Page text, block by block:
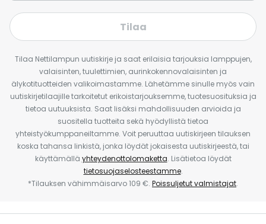
Tilaa
Tilaa Nettilampun uutiskirje ja saat erilaisia tarjouksia lamppujen,
valaisinten, tuulettimien, aurinkokennovalaisinten ja
älykotituotteiden valikoimastamme. Lähetämme sinulle myös vain
uutiskirjetilaajille tarkoitetut erikoistarjouksemme, tuotesuosituksia ja
tietoa uutuuksista. Saat lisäksi mahdollisuuden arvioida ja
suositella tuotteita sekä hyödyllistä tietoa
yhteistyökumppaneiltamme. Voit peruuttaa uutiskirjeen tilauksen
koska tahansa linkistä, jonka löydät jokaisesta uutiskirjeestä, tai
käyttämällä yhteydenottolomaketta. Lisätietoa löydät
tietosuojaselosteestamme.
*Tilauksen vähimmäisarvo 109 €. Poissuljetut valmistajat.